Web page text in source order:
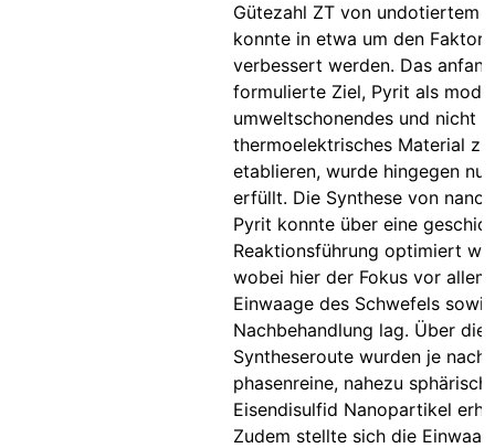
Gütezahl ZT von undotiertem
konnte in etwa um den Faktor
verbessert werden. Das
formulierte Ziel, Pyrit als
umweltschonendes und nicht
thermoelektrisches Material zu
etablieren, wurde hingegen
erfüllt. Die Synthese von
Pyrit konnte über eine
Reaktionsführung optimiert
wobei hier der Fokus vor
Einwaage des Schwefels
Nachbehandlung lag. Über die
Syntheseroute wurden je nach
phasenreine, nahezu
Eisendisulfid Nanopartikel
Zudem stellte sich die